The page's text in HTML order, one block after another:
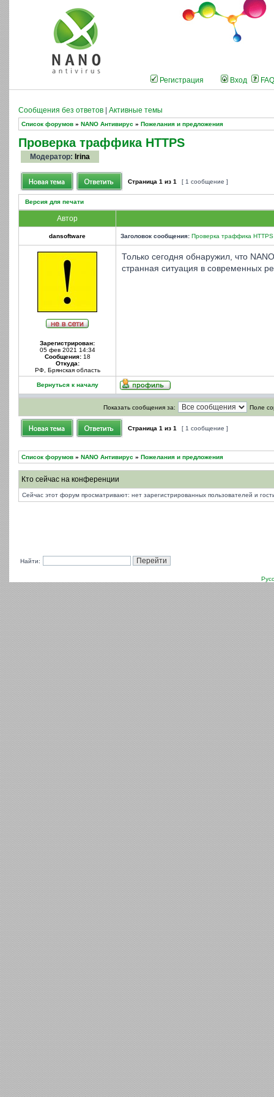
Регистрация Вход FAQ
Сообщения без ответов Активные темы
Список форумов » NANO Антивирус » Пожелания и предложения
Проверка траффика HTTPS
Модератор: Irina
Страница 1 из 1 [ 1 сообщение ]
Версия для печати
Автор
dansoftware Заголовок сообщения: Проверка траффика HTTPS
Зарегистрирован:
05 фев 2021 14:34
Сообщения:18
Откуда:
РФ, Брянская область
Только сегодня обнаружил, что
странная ситуация в современных
Вернуться к началу
Показать сообщения за: Поле
Страница 1 из 1 [ 1 сообщение ]
Список форумов » NANO Антивирус » Пожелания и предложения
Кто сейчас на конференции
Сейчас этот форум просматривают: нет зарегистрированных пользователей и
Найти: